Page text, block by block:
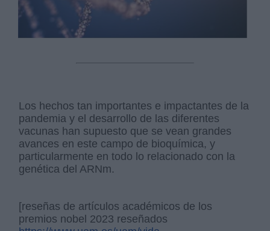
Los hechos tan importantes e impactantes de la
pandemia y el desarrollo de las diferentes
vacunas han supuesto que se vean grandes
avances en este campo de bioquímica, y
particularmente en todo lo relacionado con la
genética del ARNm.
[reseñas de artículos académicos de los
premios nobel 2023 reseñados